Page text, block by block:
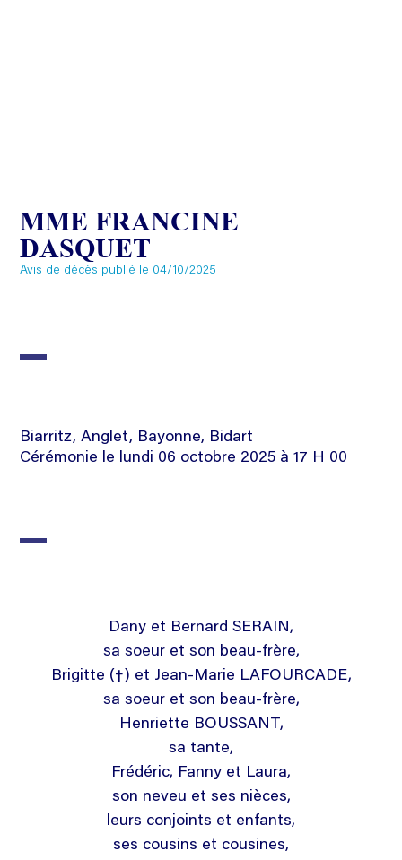
MME FRANCINE
DASQUET
Avis de décès publié le 04/10/2025
Biarritz, Anglet, Bayonne, Bidart
Cérémonie le lundi 06 octobre 2025 à 17 H 00
Dany et Bernard SERAIN,
sa soeur et son beau-frère,
Brigitte (†) et Jean-Marie LAFOURCADE,
sa soeur et son beau-frère,
Henriette BOUSSANT,
sa tante,
Frédéric, Fanny et Laura,
son neveu et ses nièces,
leurs conjoints et enfants,
ses cousins et cousines,